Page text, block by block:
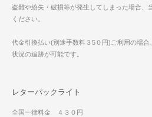
盗難や紛失・破損等が発生してしまった場合、
ください。
代金引換払い(別途手数料３5０円)ご利用の場
状況の追跡が可能です。
レターパックライト
全国一律料金 ４３０円